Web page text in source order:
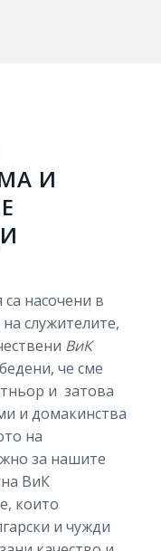
И
насочени в
служителите,
ВиК
че сме
и затова
и домакинства
на
за нашите
ВиК
които
и чужди